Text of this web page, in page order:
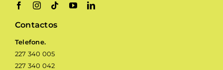
Contactos
Telefone.
227 340 005
227 340 042